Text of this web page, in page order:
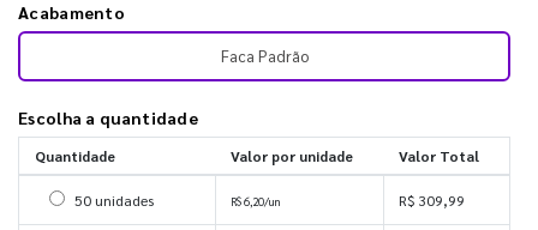
Acabamento
Faca Padrão
Escolha a quantidade
Quantidade Valor por unidade Valor Total
Selecionar 50 unidades
50 unidades R$ 6,20/un R$ 309,99